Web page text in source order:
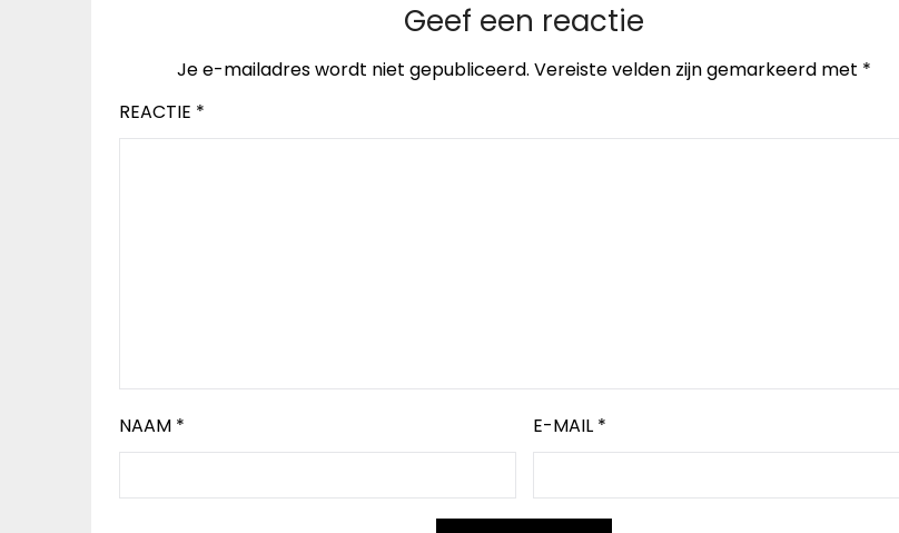
Geef een reactie
Je e-mailadres wordt niet gepubliceerd. Vereiste velden zijn gemarkeerd met *
REACTIE *
NAAM * E-MAIL *